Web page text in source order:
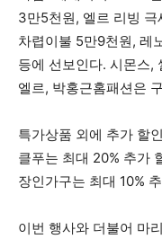
3만5천원, 엘르 리빙
차렵이불 5만9천원, 레
등에 선보인다. 시몬스,
엘르, 박홍근홈패션은
특가상품 외에 추가 할
클푸는 최대 20% 추가
장인가구는 최대 10%
이번 행사와 더불어 마